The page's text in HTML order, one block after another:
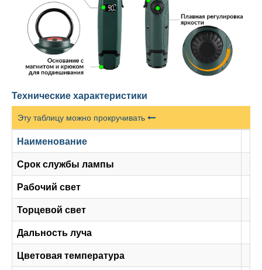
Технические характеристики
Эту таблицу можно прокручивать
Наименование
Срок службы лампы
Рабочий свет
Торцевой свет
Дальность луча
Цветовая температура